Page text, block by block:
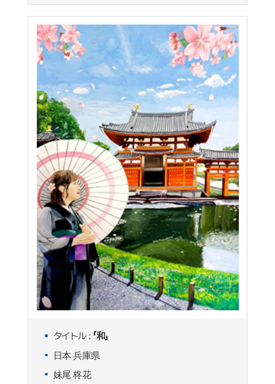
タイトル : 「和」
日本 兵庫県
妹尾 柊花